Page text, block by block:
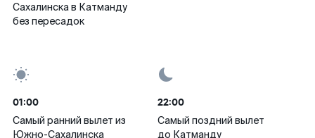
Сахалинска в Катманду
без пересадок
01:00
Самый ранний вылет из
Южно-Сахалинска
22:00
Самый поздний вылет
до Катманду